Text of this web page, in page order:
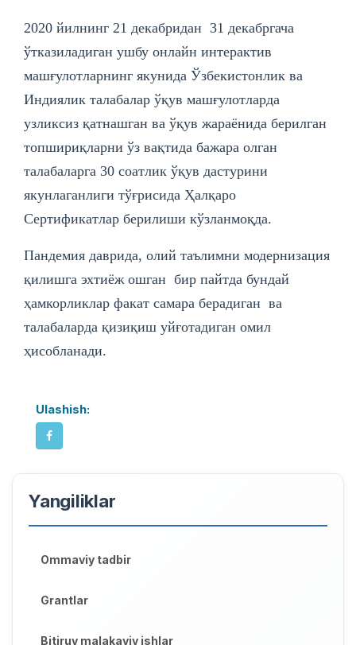
2020 йилнинг 21 декабридан 31 декабргача
ўтказиладиган ушбу онлайн интерактив
машғулотларнинг якунида Ўзбекистонлик ва
Индиялик талабалар ўқув машғулотларда
узликсиз қатнашган ва ўқув жараёнида берилган
топшириқларни ўз вақтида бажара олган
талабаларга 30 соатлик ўқув дастурини
якунлаганлиги тўғрисида Ҳалқаро
Сертификатлар берилиши кўзланмоқда.
Пандемия даврида, олий таълимни модернизация
қилишга эхтиёж ошган бир пайтда бундай
ҳамкорликлар факат самара берадиган ва
талабаларда қизиқиш уйғотадиган омил
ҳисобланади.
Ulashish:
Yangiliklar
Ommaviy tadbir
Grantlar
Bitiruv malakaviy ishlar